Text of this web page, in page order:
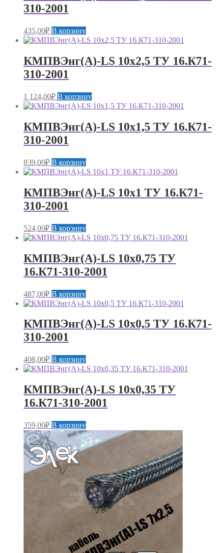
310-2001
435,00₽ В корзину
КМПВЭнг(А)-LS 10х2,5 ТУ 16.К71-
310-2001
1 124,00₽ В корзину
КМПВЭнг(А)-LS 10х1,5 ТУ 16.К71-
310-2001
839,00₽ В корзину
КМПВЭнг(А)-LS 10х1 ТУ 16.К71-
310-2001
524,00₽ В корзину
КМПВЭнг(А)-LS 10х0,75 ТУ
16.К71-310-2001
487,00₽ В корзину
КМПВЭнг(А)-LS 10х0,5 ТУ 16.К71-
310-2001
408,00₽ В корзину
КМПВЭнг(А)-LS 10х0,35 ТУ
16.К71-310-2001
359,00₽ В корзину